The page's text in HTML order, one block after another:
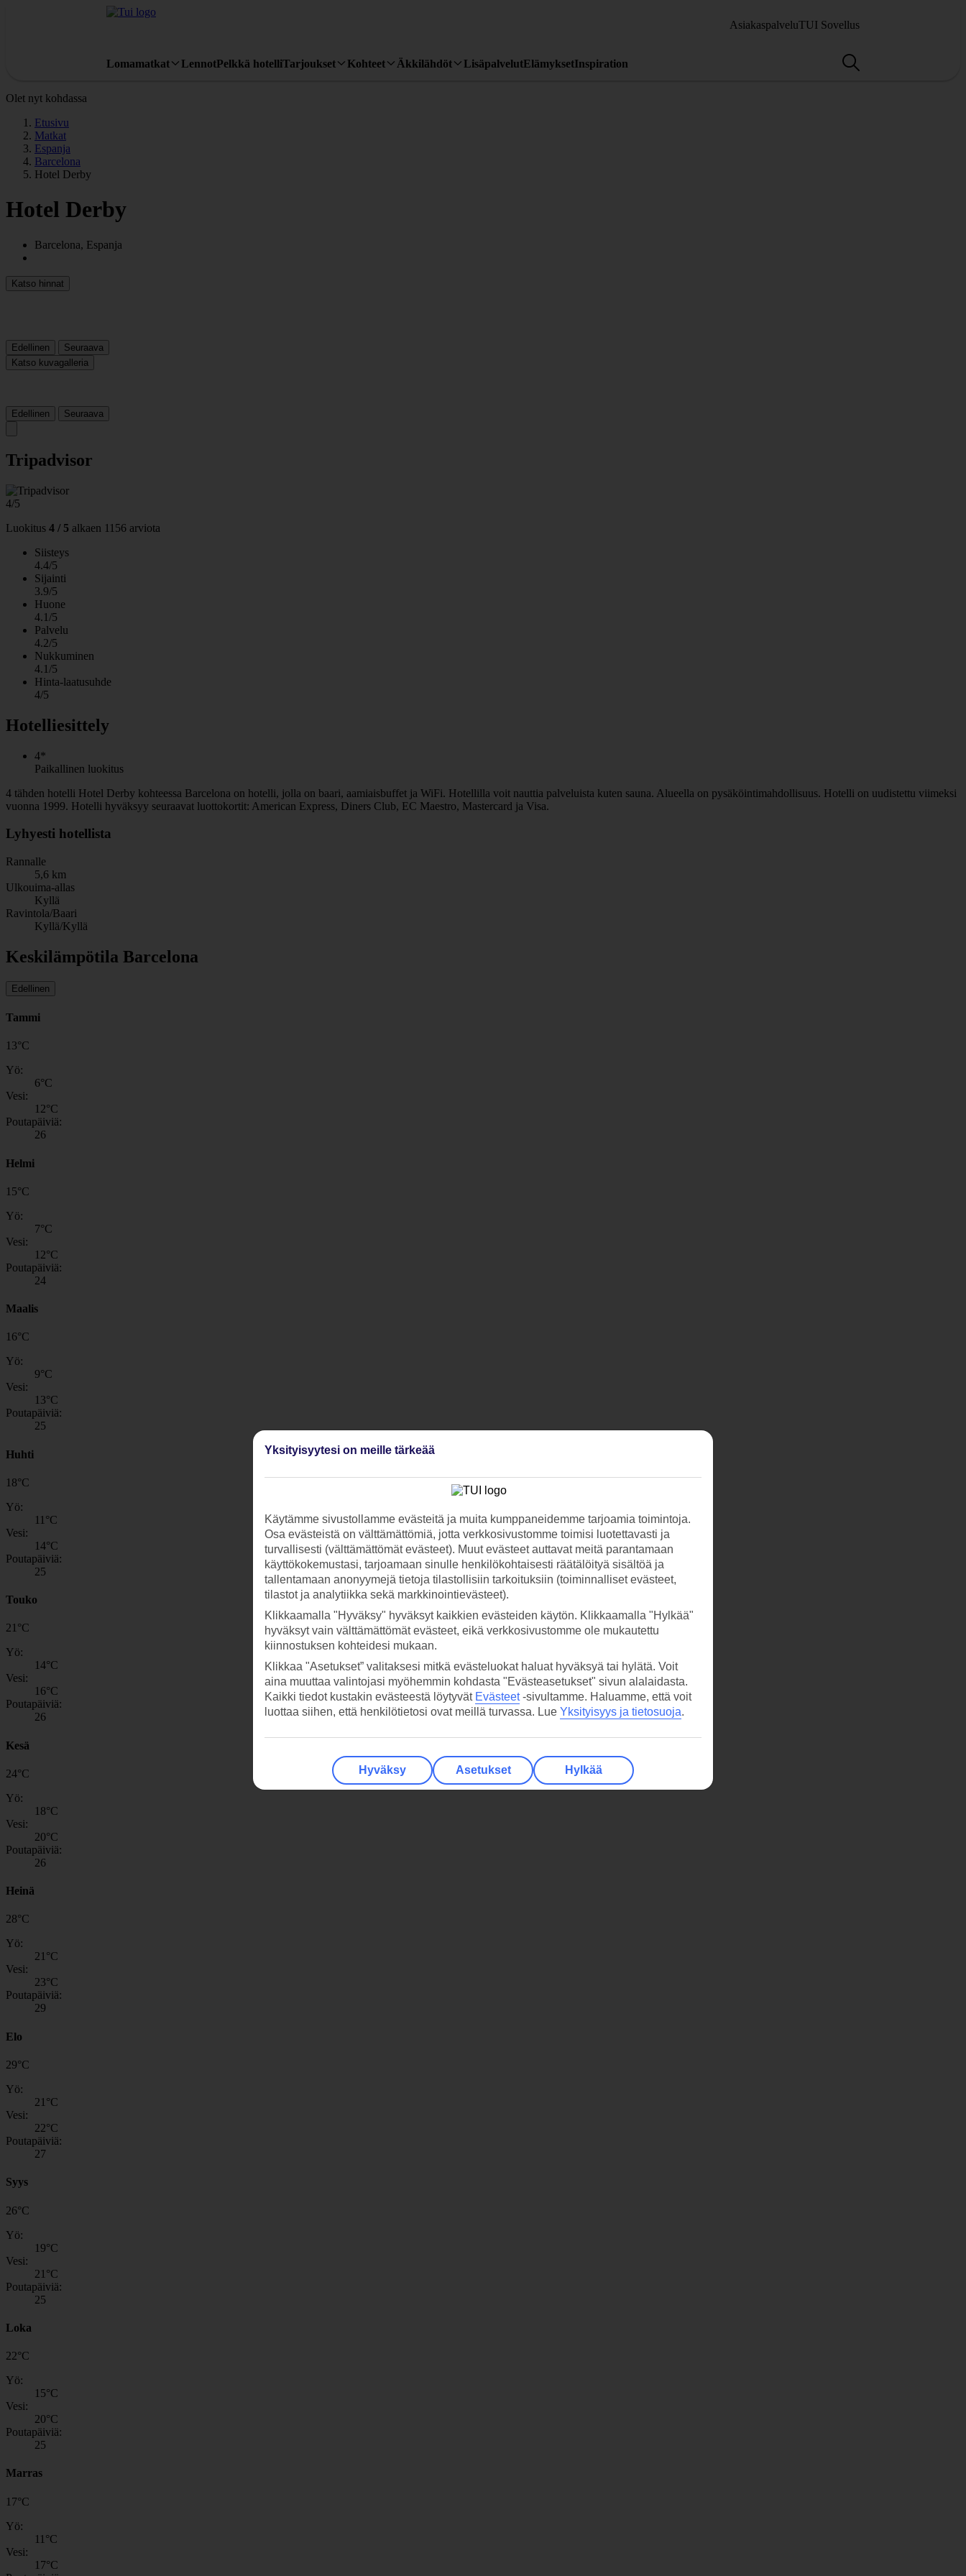
AsiakaspalveluTUI Sovellus
Lomamatkat LennotPelkkä hotelliTarjoukset Kohteet Äkkilähdöt LisäpalvelutElämyksetInspiration
Olet nyt kohdassa
Etusivu
Matkat
Espanja
Barcelona
Hotel Derby
Hotel Derby
Barcelona, Espanja
Katso hinnat
Edellinen
Seuraava
Katso kuvagalleria
Edellinen Seuraava
Tripadvisor
4/5
Luokitus 4 / 5 alkaen 1156 arviota
Siisteys
4.4/5
Sijainti
3.9/5
Huone
4.1/5
Palvelu
4.2/5
Nukkuminen
4.1/5
Hinta-laatusuhde
4/5
Hotelliesittely
4*
Paikallinen luokitus
4 tähden hotelli Hotel Derby kohteessa Barcelona on hotelli, jolla on baari, aamiaisbuffet ja WiFi. Hotellilla voit nauttia palveluista kuten sauna. Alueella on pysäköintimahdollisuus. Hotelli on uudistettu viimeksi
vuonna 1999. Hotelli hyväksyy seuraavat luottokortit: American Express, Diners Club, EC Maestro, Mastercard ja Visa.
Lyhyesti hotellista
Rannalle
5,6 km
Ulkouima-allas
Kyllä
Ravintola/Baari
Kyllä/Kyllä
Keskilämpötila Barcelona
Edellinen
Tammi
13°C
Yö:
6°C
Vesi:
12°C
Poutapäiviä:
26
Helmi
15°C
Yö:
7°C
Vesi:
12°C
Poutapäiviä:
24
Maalis
16°C
Yö:
9°C
Vesi:
13°C
Poutapäiviä:
25
Huhti
18°C
Yö:
11 °C
Vesi:
14°C
Poutapäiviä:
25
Touko
21°C
Yö:
14°C
Vesi:
16°C
Poutapäiviä:
26
Kesä
24°C
Yö:
18°C
Vesi:
20°C
Poutapäiviä:
26
Heinä
28°C
Yö:
21°C
Vesi:
23°C
Poutapäiviä:
29
Elo
29°C
Yö:
21 °C
Vesi:
22°C
Poutapäiviä:
27
Syys
26°C
Yö:
19°C
Vesi:
21 °C
Poutapäiviä:
25
Loka
22°C
Yö:
15°C
Vesi:
20°C
Poutapäiviä:
25
Marras
17°C
Yö:
11 °C
Vesi:
17°C
Yksityisyytesi on meille tärkeää
Käytämme sivustollamme evästeitä ja muita kumppaneidemme tarjoamia toimintoja.
Osa evästeistä on välttämättömiä, jotta verkkosivustomme toimisi luotettavasti ja
turvallisesti (välttämättömät evästeet). Muut evästeet auttavat meitä parantamaan
käyttökokemustasi, tarjoamaan sinulle henkilökohtaisesti räätälöityä sisältöä ja
tallentamaan anonyymejä tietoja tilastollisiin tarkoituksiin (toiminnalliset evästeet,
tilastot ja analytiikka sekä markkinointievästeet).
Klikkaamalla "Hyväksy" hyväksyt kaikkien evästeiden käytön. Klikkaamalla "Hylkää"
hyväksyt vain välttämättömät evästeet, eikä verkkosivustomme ole mukautettu
kiinnostuksen kohteidesi mukaan.
Klikkaa "Asetukset” valitaksesi mitkä evästeluokat haluat hyväksyä tai hylätä. Voit
aina muuttaa valintojasi myöhemmin kohdasta "Evästeasetukset" sivun alalaidasta.
Kaikki tiedot kustakin evästeestä löytyvät Evästeet-sivultamme. Haluamme, että voit
luottaa siihen, että henkilötietosi ovat meillä turvassa. Lue Yksityisyys ja tietosuoja.
Hyväksy Asetukset Hylkää